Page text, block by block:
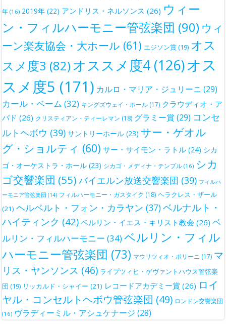
年 (16) 2019年 (22) アンドリス・ネルソンス (26) ウィー
ン・フィルハーモニー管弦楽団 (90) ウィ
ーン楽友協会・大ホール (61) エジソン賞(19) オス
スメ度3 (82) オススメ度4 (126)オス
スメ度5 (171) カルロ・マリア・ジュリーニ (29)
カール・ベーム (32) キングズウェイ・ホール (17) クラウディオ・ア
バド (26) クリスティアン・ティーレマン (18) グラミー賞 (29) コンセ
ルトヘボウ (39) サントリーホール (23) サー・ゲオル
グ・ショルティ (60) サー・サイモン・ラトル (24) シカ
ゴ・オーケストラ・ホール (23) シカゴ・メディナ・テンプル (16) シカ
ゴ交響楽団 (55) バイエルン放送交響楽団 (39) フィルハ
ーモニア管弦楽団 (14) フィルハーモニー・ガスタイク (18) ヘラクレス・ザール
(21) ヘルベルト・フォン・カラヤン (37)ベルナルト・
ハイティンク (42) ベルリン・イエス・キリスト教会 (26) ベ
ルリン・フィルハーモニー (34)ベルリン・フィル
ハーモニー管弦楽団 (73) マウリツィオ・ポリーニ (17) マ
リス・ヤンソンス (46) ライプツィヒ・ゲヴァントハウス管弦楽
団 (19) リッカルド・シャイー (21) レコードアカデミー賞 (26) ロイ
ヤル・コンセルトヘボウ管弦楽団 (49) ロンドン交響楽団
(16) ヴラディーミル・アシュケナージ (28)